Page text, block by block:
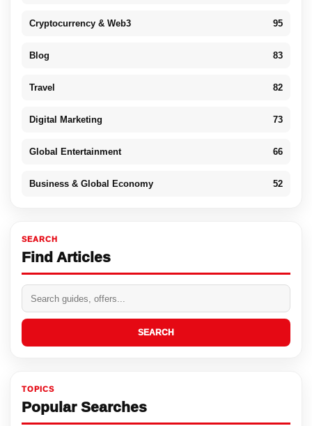
Cryptocurrency & Web3 95
Blog 83
Travel 82
Digital Marketing 73
Global Entertainment 66
Business & Global Economy 52
SEARCH
Find Articles
SEARCH
TOPICS
Popular Searches